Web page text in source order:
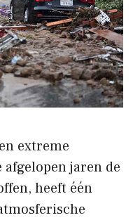
extreme
jaren de
heeft één